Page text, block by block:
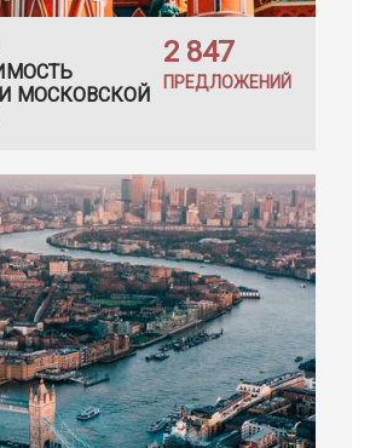
МОСКОВСКОЙ
2 847
ПРЕДЛОЖЕНИЙ